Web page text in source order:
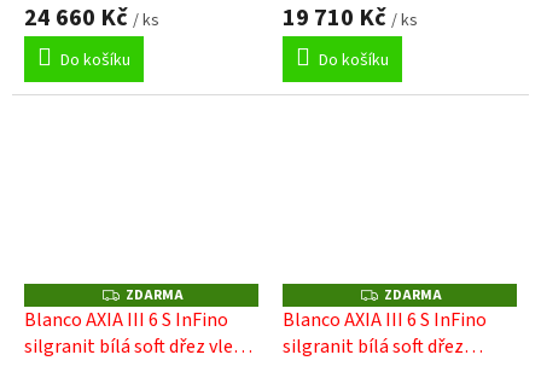
24 660 Kč / ks
Do košíku
19 710 Kč / ks
Do košíku
Z
D
A
R
ZDARMA
Blanco AXIA III 6 S InFino
silgranit bílá soft dřez vlevo
Z
D
A
R
ZDARMA
Blanco AXIA III 6 S InFino
silgranit bílá soft dřez